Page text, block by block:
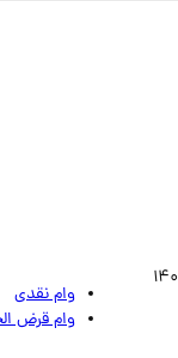
وام نقدی
وام قرض